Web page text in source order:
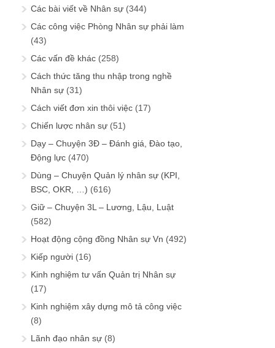
Các bài viết về Nhân sự (344)
Các công việc Phòng Nhân sự phải làm
(43)
Các vấn đề khác (258)
Cách thức tăng thu nhập trong nghề
Nhân sự (31)
Cách viết đơn xin thôi việc (17)
Chiến lược nhân sự (51)
Dạy – Chuyện 3Đ – Đánh giá, Đào tạo,
Động lực (470)
Dùng – Chuyện Quản lý nhân sự (KPI,
BSC, OKR, …) (616)
Giữ – Chuyện 3L – Lương, Lậu, Luật
(582)
Hoạt động cộng đồng Nhân sự Vn (492)
Kiếp người (16)
Kinh nghiệm tư vấn Quản trị Nhân sự
(17)
Kinh nghiệm xây dựng mô tả công việc
(8)
Lãnh đạo nhân sự (8)